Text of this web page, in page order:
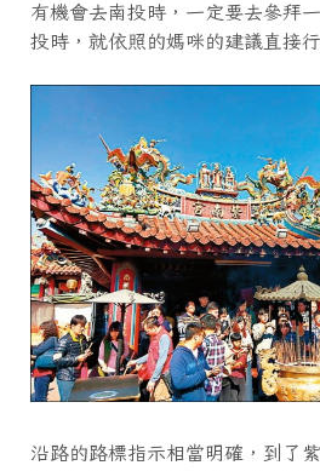
有機會去南投時，一定要去參拜
投時，就依照的媽咪的建議直接
沿路的路標指示相當明確，到了